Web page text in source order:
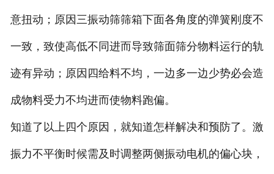
意扭动；原因三振动筛筛箱下面各角度的弹簧刚度不
一致，致使高低不同进而导致筛面筛分物料运行的轨
迹有异动；原因四给料不均，一边多一边少势必会造
成物料受力不均进而使物料跑偏。
知道了以上四个原因，就知道怎样解决和预防了。激
振力不平衡时候需及时调整两侧振动电机的偏心块，